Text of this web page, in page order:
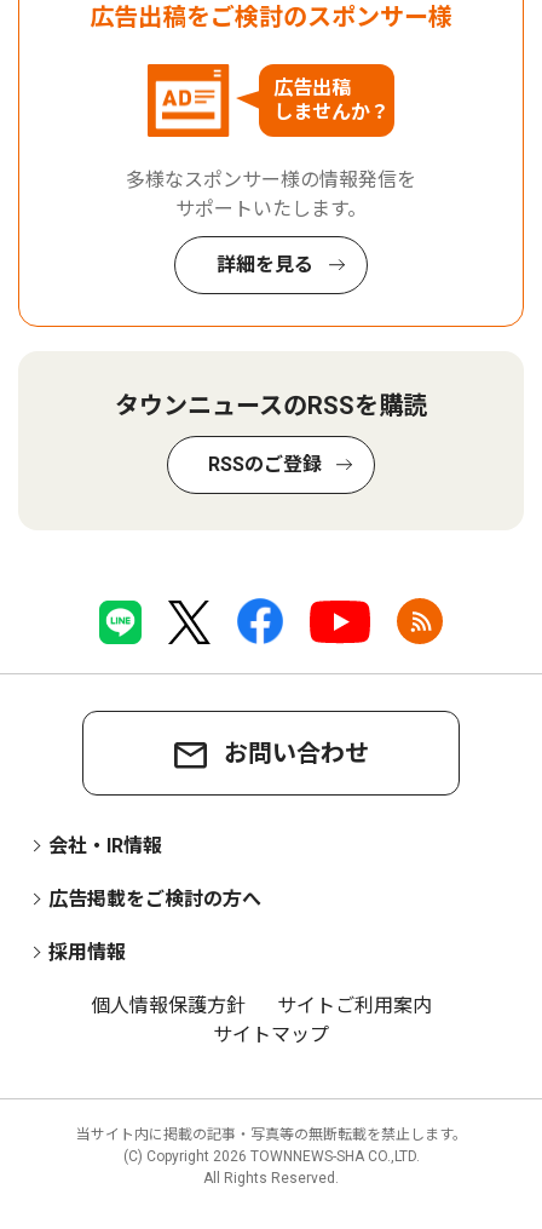
広告出稿をご検討のスポンサー様
広告出稿
しませんか？
多様なスポンサー様の情報発信を
サポートいたします。
詳細を見る
タウンニュースのRSSを購読
RSSのご登録
お問い合わせ
会社・IR情報
広告掲載をご検討の方へ
採用情報
個人情報保護方針
サイトご利用案内
サイトマップ
当サイト内に掲載の記事・写真等の無断転載を禁止します。
(C) Copyright 2026 TOWNNEWS-SHA CO.,LTD.
All Rights Reserved.